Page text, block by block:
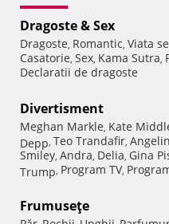
Dragoste & Sex
Dragoste, Romantic, Viata
Casatorie, Sex, Kama Sutra,
Declaratii de dragoste
Divertisment
Meghan Markle, Kate
Depp, Teo Trandafir,
Smiley, Andra, Delia, Gina
Trump, Program TV,
Frumuseţe